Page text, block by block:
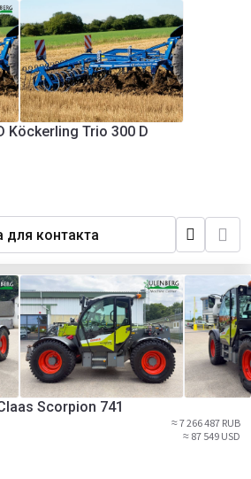
Köckerling Trio 300 D
контакта
Scorpion 741
≈ 7 266 487 RUB
≈ 87 549 USD